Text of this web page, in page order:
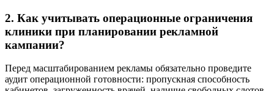
2. Как учитывать операционные ограничения
клиники при планировании рекламной
кампании?
Перед масштабированием рекламы обязательно проведите
аудит операционной готовности: пропускная способность